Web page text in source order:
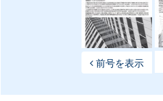
前号を表示